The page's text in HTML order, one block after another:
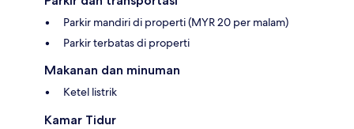
Parkir mandiri di properti (MYR 20 per malam)
Parkir terbatas di properti
Makanan dan minuman
Ketel listrik
Kamar Tidur